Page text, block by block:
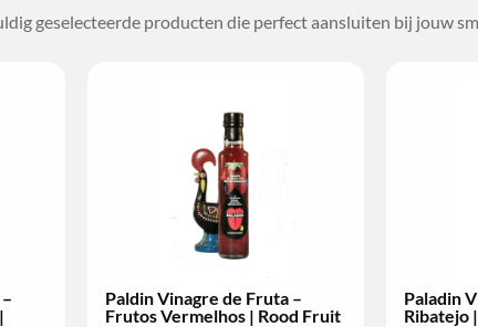
geselecteerde producten die perfect aansluiten bij jouw
– Tomate do
| 250ml
Gallo – Vinagre Balsamico
Sidra | 250ml